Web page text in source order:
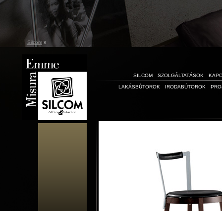
Silcom »
SILCOM SZOLGÁLTATÁSOK
LAKÁSBÚTOROK IRODABÚTOROK